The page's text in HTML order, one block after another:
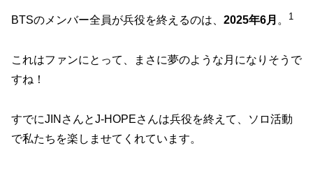
BTSのメンバー全員が兵役を終えるのは、 2025年6月 。 1
これはファンにとって、まさに夢のような月になりそうで
すね！
すでにJINさんとJ-HOPEさんは兵役を終えて、ソロ活動
で私たちを楽しませてくれています。